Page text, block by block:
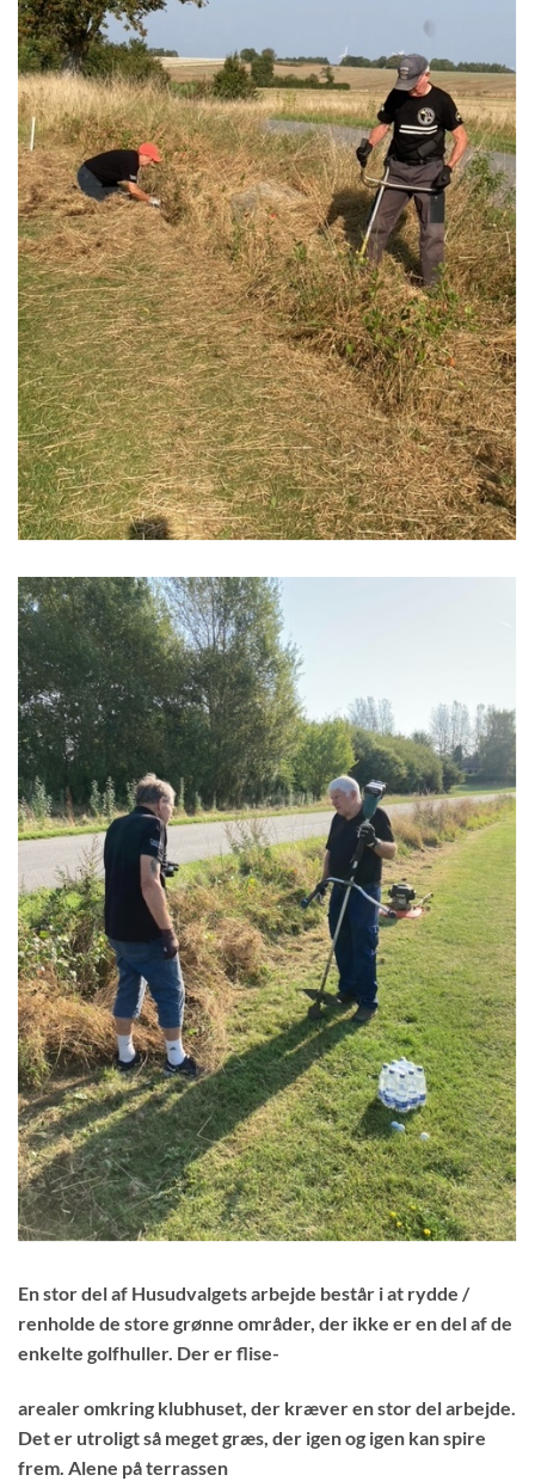
En stor del af Husudvalgets arbejde består i at rydde /
renholde de store grønne områder, der ikke er en del af de
enkelte golfhuller. Der er flise-
arealer omkring klubhuset, der kræver en stor del arbejde.
Det er utroligt så meget græs, der igen og igen kan spire
frem. Alene på terrassen